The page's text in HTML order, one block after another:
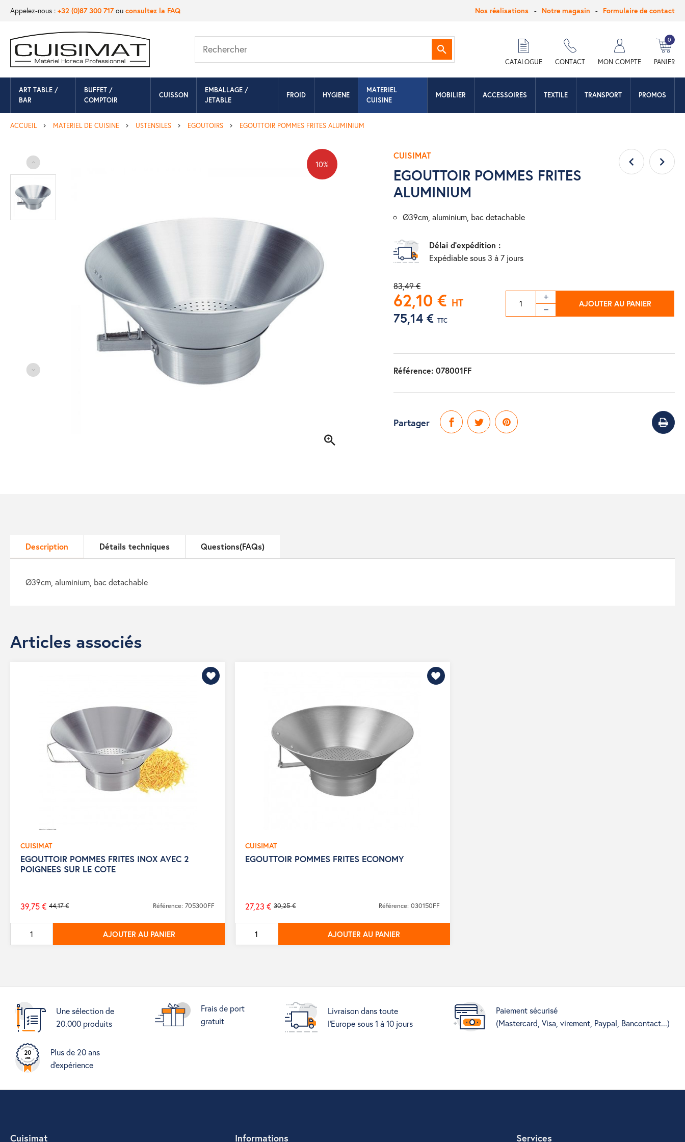
Appelez-nous : +32 (0)87 300 717ou consultez la FAQ Nos réalisations Notre magasin Formulaire de contact
Rechercher
CATALOGUE CONTACT MON COMPTE PANIER
0
ART TABLE /
BAR
BUFFET /
COMPTOIR
CUISSON
EMBALLAGE /
JETABLE
FROID HYGIENE
MATERIEL
CUISINE
MOBILIER ACCESSOIRES TEXTILE TRANSPORT PROMOS
ACCUEIL MATERIEL DE CUISINE USTENSILES EGOUTOIRS EGOUTTOIR POMMES FRITES ALUMINIUM
10%
CUISIMAT
EGOUTTOIR POMMES FRITES
ALUMINIUM
ø39cm, aluminium, bac detachable
Délai d'expédition :
Expédiable sous 3 à 7 jours
83,49 €
62,10 € HT
75,14 € TTC
AJOUTER AU PANIER
Référence:078001FF
Partager
Description Détails techniques Questions(FAQs)
ø39cm, aluminium, bac detachable
Articles associés
CUISIMAT
EGOUTTOIR POMMES FRITES INOX AVEC 2
POIGNEES SUR LE COTE
Prix
de
base
44,17 €
39,75 € Référence: 705300FF
AJOUTER AU PANIER
CUISIMAT
EGOUTTOIR POMMES FRITES ECONOMY
Prix
de
base
30,25 €
27,23 € Référence: 030150FF
AJOUTER AU PANIER
Une sélection de
20.000 produits
Frais de port
gratuit
Livraison dans toute
l'Europe sous 1 à 10 jours
Paiement sécurisé
(Mastercard, Visa, virement, Paypal, Bancontact...)
Plus de 20 ans
d'expérience
Cuisimat Informations Services